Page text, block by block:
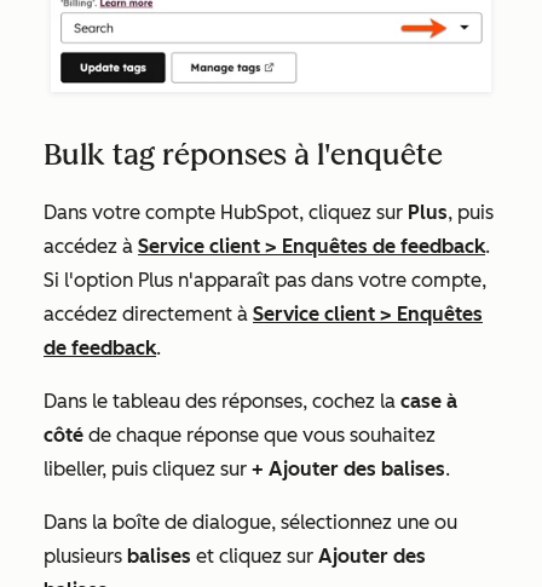
Bulk tag réponses à l'enquête
Dans votre compte HubSpot, cliquez sur Plus, puis
accédez à Service client > Enquêtes de feedback.
Si l'option Plus n'apparaît pas dans votre compte,
accédez directement à Service client > Enquêtes
de feedback.
Dans le tableau des réponses, cochez la case à
côté de chaque réponse que vous souhaitez
libeller, puis cliquez sur + Ajouter des balises.
Dans la boîte de dialogue, sélectionnez une ou
plusieurs balises et cliquez sur Ajouter des